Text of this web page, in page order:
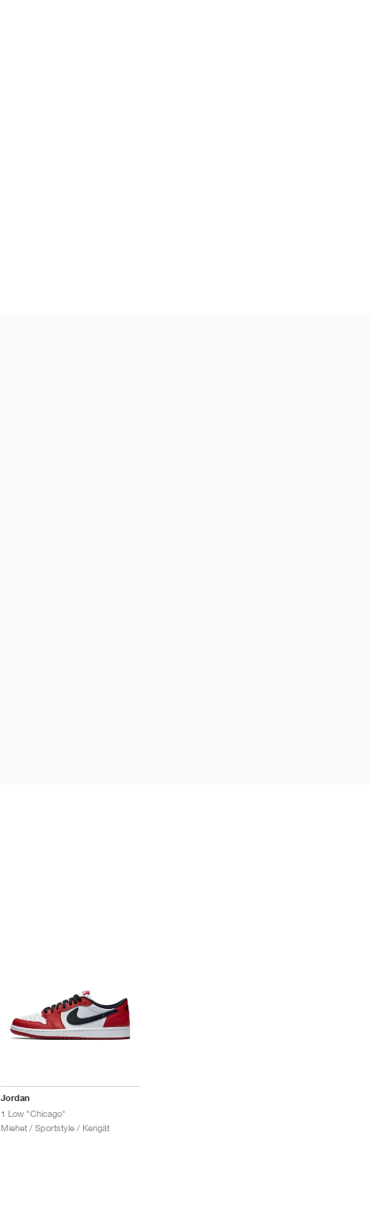
Jordan
1 Low "Chicago"
Miehet / Sportstyle / Kengät